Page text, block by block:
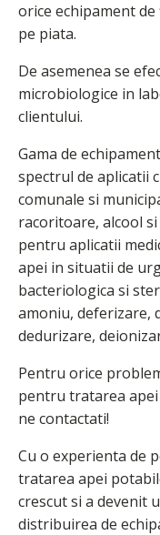
orice echipament
pe piata.
De asemenea se
microbiologice in
clientului.
Gama de
spectrul de aplicatii
comunale si
racoritoare, alcool
pentru aplicatii
apei in situatii de
bacteriologica si
amoniu, deferizare,
dedurizare,
Pentru orice
pentru tratarea
ne contactati!
Cu o experienta de
tratarea apei
crescut si a devenit
distribuirea de